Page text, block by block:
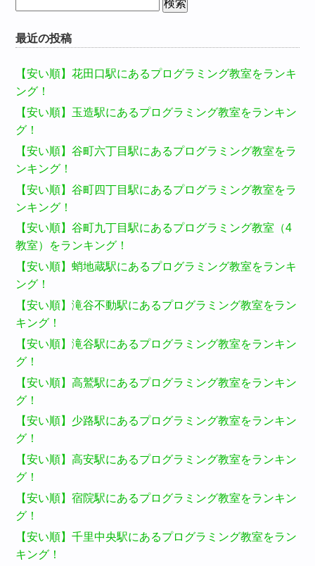
最近の投稿
【安い順】花田口駅にあるプログラミング教室をランキ
ング！
【安い順】玉造駅にあるプログラミング教室をランキン
グ！
【安い順】谷町六丁目駅にあるプログラミング教室をラ
ンキング！
【安い順】谷町四丁目駅にあるプログラミング教室をラ
ンキング！
【安い順】谷町九丁目駅にあるプログラミング教室（4
教室）をランキング！
【安い順】蛸地蔵駅にあるプログラミング教室をランキ
ング！
【安い順】滝谷不動駅にあるプログラミング教室をラン
キング！
【安い順】滝谷駅にあるプログラミング教室をランキン
グ！
【安い順】高鷲駅にあるプログラミング教室をランキン
グ！
【安い順】少路駅にあるプログラミング教室をランキン
グ！
【安い順】高安駅にあるプログラミング教室をランキン
グ！
【安い順】宿院駅にあるプログラミング教室をランキン
グ！
【安い順】千里中央駅にあるプログラミング教室をラン
キング！